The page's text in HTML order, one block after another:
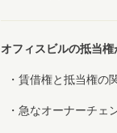
オフィスビルの抵当
賃借権と抵当権の
急なオーナーチェ